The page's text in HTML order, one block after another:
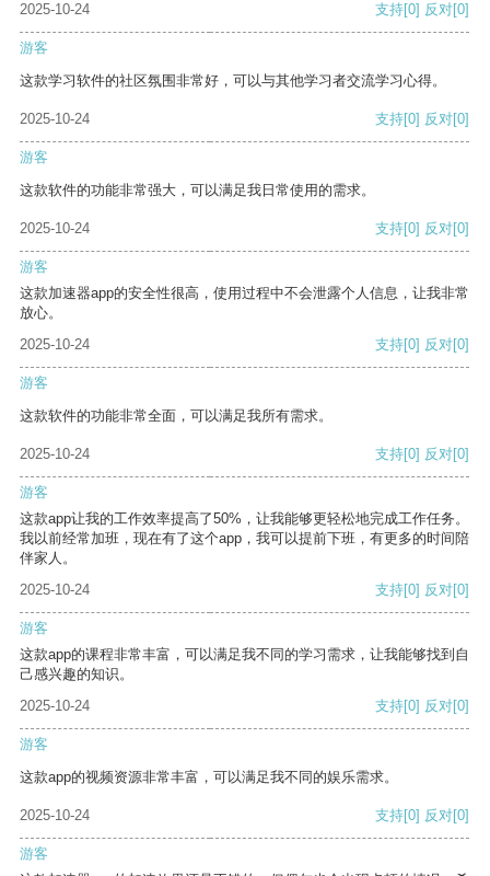
2025-10-24
支持[0] 反对[0]
游客
这款学习软件的社区氛围非常好，可以与其他学习者交流学习心得。
2025-10-24 支持[0] 反对[0]
游客
这款软件的功能非常强大，可以满足我日常使用的需求。
2025-10-24 支持[0] 反对[0]
游客
这款加速器app的安全性很高，使用过程中不会泄露个人信息，让我非常
放心。
2025-10-24
支持[0] 反对[0]
游客
这款软件的功能非常全面，可以满足我所有需求。
2025-10-24 支持[0] 反对[0]
游客
这款app让我的工作效率提高了50%，让我能够更轻松地完成工作任务。
我以前经常加班，现在有了这个app，我可以提前下班，有更多的时间陪
伴家人。
2025-10-24
支持[0] 反对[0]
游客
这款app的课程非常丰富，可以满足我不同的学习需求，让我能够找到自
己感兴趣的知识。
2025-10-24
支持[0] 反对[0]
游客
这款app的视频资源非常丰富，可以满足我不同的娱乐需求。
2025-10-24 支持[0] 反对[0]
游客